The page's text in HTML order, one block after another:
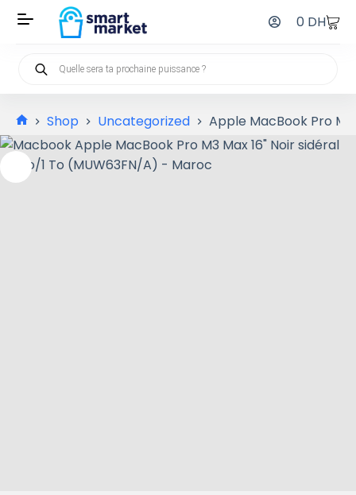
0 DH
Shop Uncategorized Apple MacBook Pro